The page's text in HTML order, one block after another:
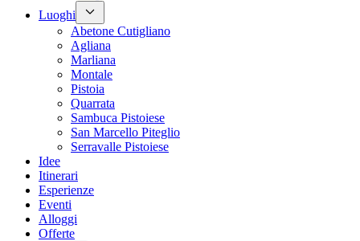
Luoghi
Abetone Cutigliano
Agliana
Marliana
Montale
Pistoia
Quarrata
Sambuca Pistoiese
San Marcello Piteglio
Serravalle Pistoiese
Idee
Itinerari
Esperienze
Eventi
Alloggi
Offerte